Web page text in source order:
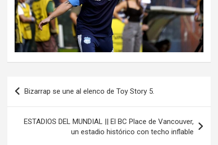
Navegación
de
entradas
Bizarrap se une al elenco de Toy Story 5.
ESTADIOS DEL MUNDIAL || El BC Place de Vancouver,
un estadio histórico con techo inflable